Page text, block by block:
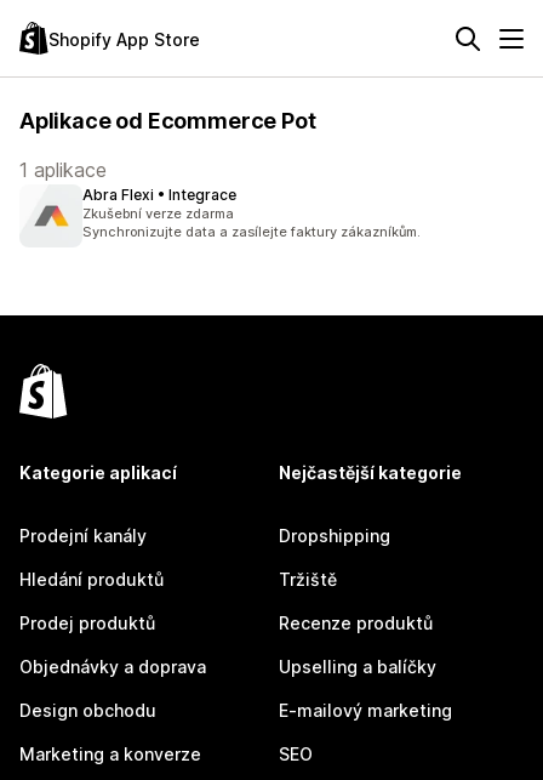
Shopify App Store
Aplikace od Ecommerce Pot
1 aplikace
Abra Flexi • Integrace
Zkušební verze zdarma
Synchronizujte data a zasílejte faktury zákazníkům.
Kategorie aplikací
Prodejní kanály
Hledání produktů
Prodej produktů
Objednávky a doprava
Design obchodu
Marketing a konverze
Nejčastější kategorie
Dropshipping
Tržiště
Recenze produktů
Upselling a balíčky
E-mailový marketing
SEO